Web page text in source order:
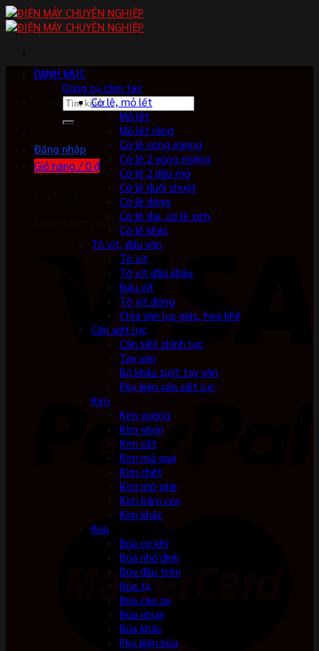
Skip
to
Tìm
kiếm:
Đăng nhập
Giỏ hàng /0 ₫
No products in the cart.
DANH MỤC
Dụng cụ cầm tay
Cờ lê, mỏ lết
Mỏ lết
Mỏ lết răng
Cờ lê vòng miệng
Cờ lê 2 vòng miệng
Cờ lê 2 đầu mở
Cờ lê đuôi chuột
Cờ lê đóng
Cờ lê đai, cờ lê xích
Cờ lê khác
Tô vít, đầu vặn
Tô vít
Tô vít đầu khẩu
Đầu vít
Tô vít đóng
Chìa vặn lục giác, hoa khế
Cần siết lực
Cần siết chỉnh lực
Tay vặn
Bộ khẩu tuýt tay vặn
Phụ kiện cần siết lực
Kìm
Kìm vuông
Kìm nhọn
Kìm cắt
Kìm mỏ quạ
Kìm chết
Kìm mở phe
Kìm bấm cos
Kìm khác
Búa
Búa cơ khí
Búa nhổ đinh
Búa đầu tròn
Búa tạ
Búa cao su
Búa nhựa
Búa khác
Phụ kiện búa